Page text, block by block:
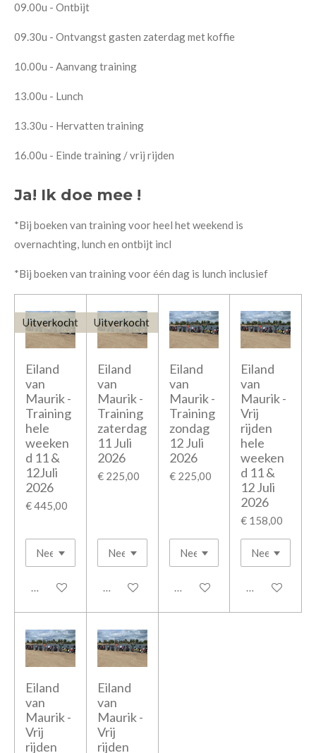
09.00u - Ontbijt
09.30u - Ontvangst gasten zaterdag met koffie
10.00u - Aanvang training
13.00u - Lunch
13.30u - Hervatten training
16.00u - Einde training / vrij rijden
Ja! Ik doe mee !
*Bij boeken van training voor heel het weekend is
overnachting, lunch en ontbijt incl
*Bij boeken van training voor één dag is lunch inclusief
Uitverkocht
Eiland
van
Maurik -
Training
hele
weeken
d 11 &
12Juli
2026
€ 445,00
Houd mij op de hoogte
Uitverkocht
Eiland
van
Maurik -
Training
zaterdag
11 Juli
2026
€ 225,00
Houd mij op de hoogte
Eiland
van
Maurik -
Training
zondag
12 Juli
2026
€ 225,00
In winkelwagen
Eiland
van
Maurik -
Vrij
rijden
hele
weeken
d 11 &
12 Juli
2026
€ 158,00
In
Eiland
van
Maurik -
Vrij
rijden
Eiland
van
Maurik -
Vrij
rijden